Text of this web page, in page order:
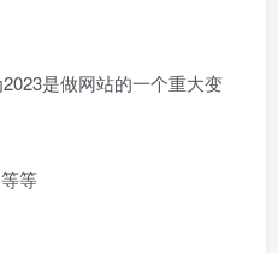
是做网站的一个重大变
等